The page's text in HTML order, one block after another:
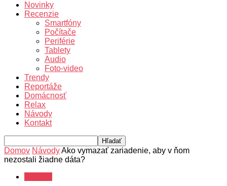
Novinky
Recenzie
Smartfóny
Počítače
Periférie
Tablety
Audio
Foto-video
Trendy
Reportáže
Domácnosť
Relax
Návody
Kontakt
Domov NávodyAko vymazať zariadenie, aby v ňom
nezostali žiadne dáta?